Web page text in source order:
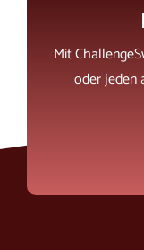
Mit
oder jeden